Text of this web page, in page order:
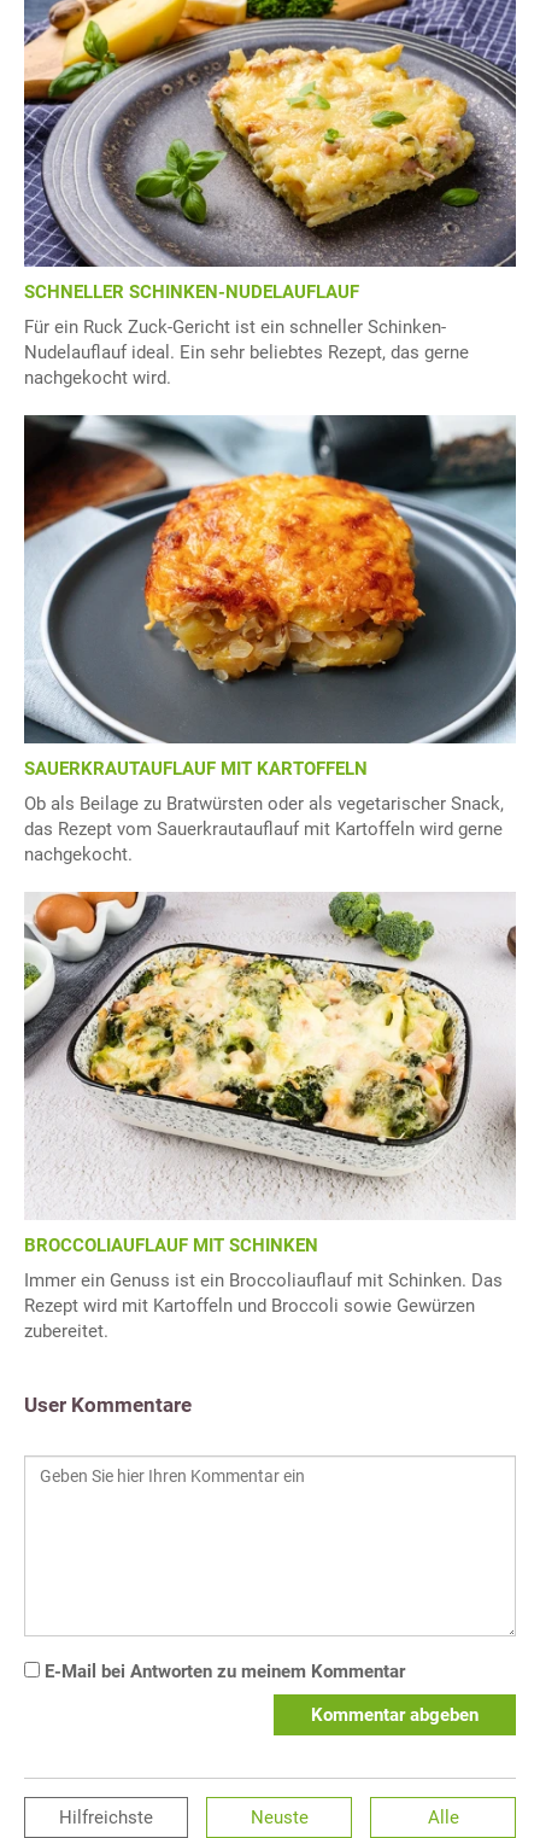
SCHNELLER SCHINKEN-NUDELAUFLAUF
Für ein Ruck Zuck-Gericht ist ein schneller Schinken-
Nudelauflauf ideal. Ein sehr beliebtes Rezept, das gerne
nachgekocht wird.
SAUERKRAUTAUFLAUF MIT KARTOFFELN
Ob als Beilage zu Bratwürsten oder als vegetarischer Snack,
das Rezept vom Sauerkrautauflauf mit Kartoffeln wird gerne
nachgekocht.
BROCCOLIAUFLAUF MIT SCHINKEN
Immer ein Genuss ist ein Broccoliauflauf mit Schinken. Das
Rezept wird mit Kartoffeln und Broccoli sowie Gewürzen
zubereitet.
User Kommentare
E-Mail bei Antworten zu meinem Kommentar
Kommentar abgeben
Hilfreichste Neuste Alle